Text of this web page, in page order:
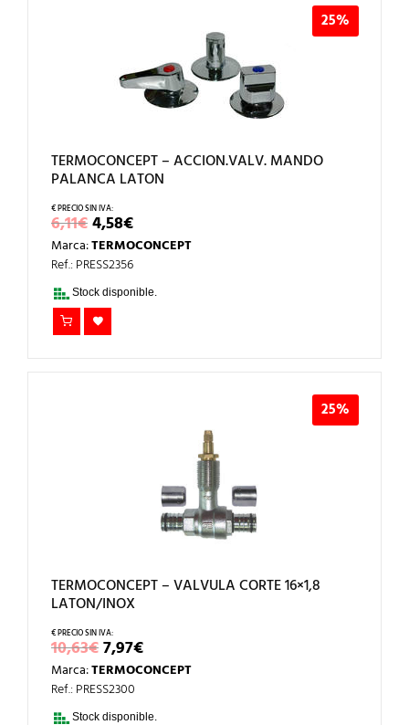
25%
TERMOCONCEPT – ACCION.VALV. MANDO
PALANCA LATON
6,11€EL
PRECIO
ORIGINAL
ERA:
6,11€.
4,58€EL
PRECIO
ACTUAL
ES:4,58€.
Marca:TERMOCONCEPT
Ref.: PRESS2356
Stock disponible.
25%
TERMOCONCEPT – VALVULA CORTE 16×1,8
LATON/INOX
10,63€EL
PRECIO
ORIGINAL
ERA:
10,63€.
7,97€EL
PRECIO
ACTUAL
7,97€.
Marca:TERMOCONCEPT
Ref.: PRESS2300
Stock disponible.